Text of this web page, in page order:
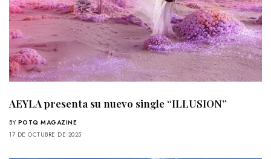
AEYLA presenta su nuevo single “ILLUSION”
BY POTQ MAGAZINE
17 DE OCTUBRE DE 2025